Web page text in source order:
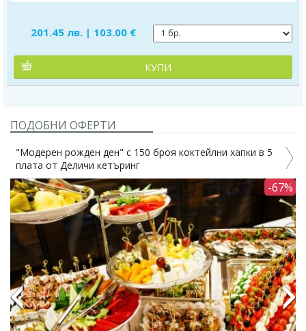
201.45 лв. | 103.00 €
КУПИ
ПОДОБНИ ОФЕРТИ
хапки в 5
-67%
Рожден ден Party Set 180 бр.
от Деличи кетъринг